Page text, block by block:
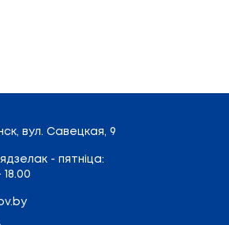
вул. Савецкая, 9
- пятніца: